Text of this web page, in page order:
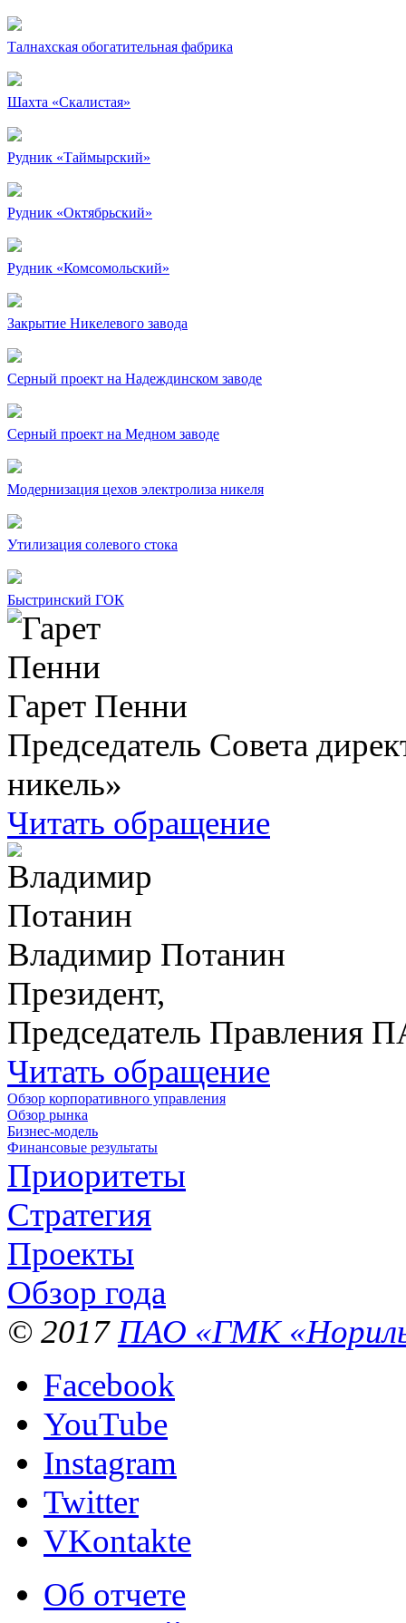
Талнахская обогатительная фабрика
Шахта «Скалистая»
Рудник «Таймырский»
Рудник «Октябрьский»
Рудник «Комсомольский»
Закрытие Никелевого завода
Серный проект на Надеждинском заводе
Серный проект на Медном заводе
Модернизация цехов электролиза никеля
Утилизация солевого стока
Быстринский ГОК
Гарет Пенни
Председатель Совета
никель»
Читать обращение
Владимир Потанин
Президент,
Председатель Правления
Читать обращение
Обзор корпоративного управления
Обзор рынка
Бизнес-модель
Финансовые результаты
Приоритеты
Стратегия
Проекты
Обзор года
© 2017 ПАО «ГМК
Facebook
YouTube
Instagram
Twitter
VKontakte
Об отчете